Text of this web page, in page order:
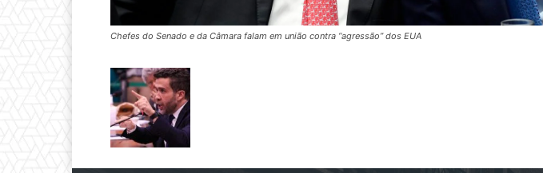
Chefes do Senado e da Câmara falam em união contra “agressão” dos EUA